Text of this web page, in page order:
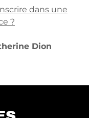
dans une
?
Dion